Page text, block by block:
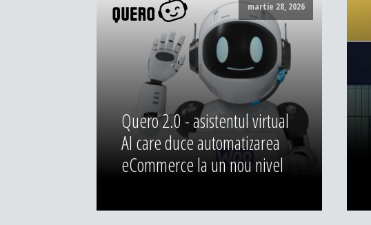
martie 28, 2026
Quero 2.0 - asistentul virtual
AI care duce automatizarea
eCommerce la un nou nivel